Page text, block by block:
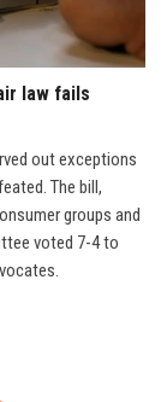
law fails
out exceptions
The bill,
groups and
voted 7-4 to